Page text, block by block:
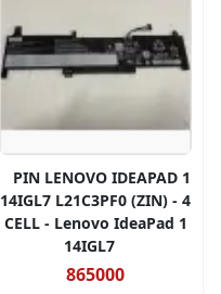
PIN LENOVO IDEAPAD 1
14IGL7 L21C3PF0 (ZIN) - 4
CELL - Lenovo IdeaPad 1
14IGL7
865000